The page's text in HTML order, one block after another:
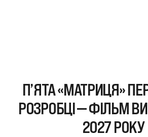
П’ЯТА «МАТРИЦЯ»
РОЗРОБЦІ — ФІЛЬМ
2027 РОКУ